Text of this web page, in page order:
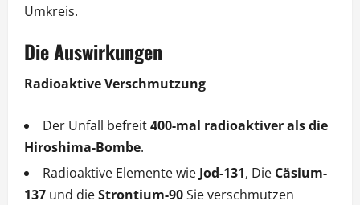
Umkreis.
Die Auswirkungen
Radioaktive Verschmutzung
Der Unfall befreit400-mal radioaktiver als die
Hiroshima-Bombe.
Radioaktive Elemente wie Jod-131, Die Cäsium-
137 und dieStrontium-90Sie verschmutzen